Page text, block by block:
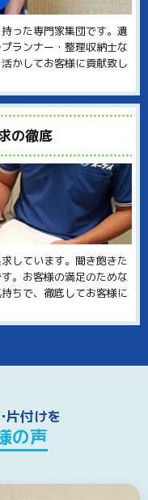
った専門家集団です。遺
ランナー・整理収納士な
かしてお客様に貢献致し
の徹底
しています。聞き飽きた
。お客様の満足のためな
ちで、徹底してお客様に
片付けを
の声